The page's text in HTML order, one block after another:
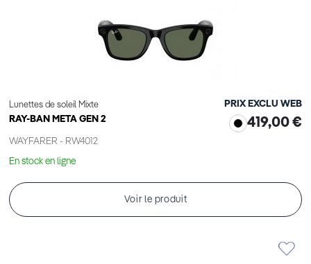
Lunettes de soleil Mixte
RAY-BAN META GEN 2
WAYFARER - RW4012
PRIX EXCLU WEB
419,00 €
En stock en ligne
Voir le produit